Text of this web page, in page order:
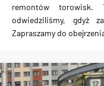
remontów torowisk.
odwiedziliśmy, gdyż
Zapraszamy do